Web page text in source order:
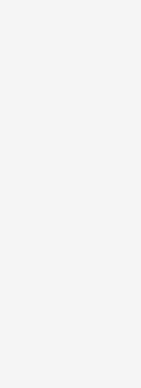
準にして相手と比較し
めて、行動が受け身に
だわりが強くなるため、
なりがちです。また、過
と、目の前の相手の良さ
ます。
でいれば、出会いの機
でしょう。
姿勢で新しい人間関係
大切です。
て出会いを探す